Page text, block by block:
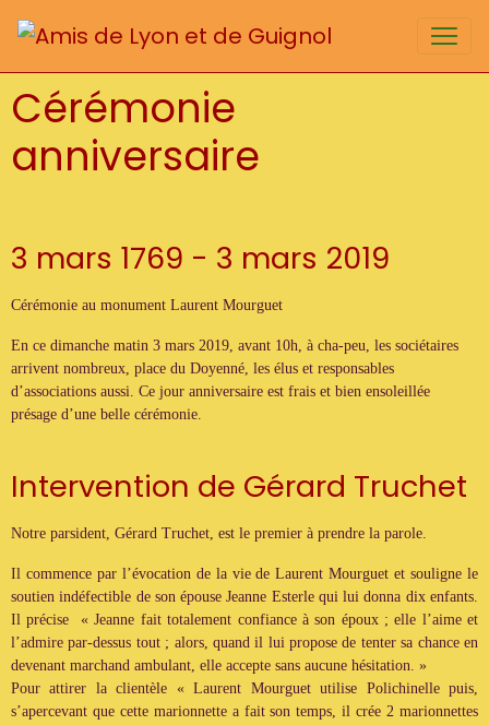
Cérémonie
anniversaire
3 mars 1769 - 3 mars 2019
Cérémonie au monument Laurent Mourguet
En ce dimanche matin 3 mars 2019, avant 10h, à cha-peu, les sociétaires
arrivent nombreux, place du Doyenné, les élus et responsables
d’associations aussi. Ce jour anniversaire est frais et bien ensoleillée
présage d’une belle cérémonie.
Intervention de Gérard Truchet
Notre parsident, Gérard Truchet, est le premier à prendre la parole.
Il commence par l’évocation de la vie de Laurent Mourguet et souligne le
soutien indéfectible de son épouse Jeanne Esterle qui lui donna dix enfants.
Il précise « Jeanne fait totalement confiance à son époux ; elle l’aime et
l’admire par-dessus tout ; alors, quand il lui propose de tenter sa chance en
devenant marchand ambulant, elle accepte sans aucune hésitation. »
Pour attirer la clientèle « Laurent Mourguet utilise Polichinelle puis,
s’apercevant que cette marionnette a fait son temps, il crée 2 marionnettes